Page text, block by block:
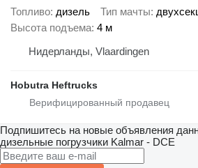
Топливо дизель Тип мачты
Высота подъема 4 м
Нидерланды, Vlaardingen
Hobutra Heftrucks
Подпишитесь на новые объявления
дизельные погрузчики Kalmar - DCE